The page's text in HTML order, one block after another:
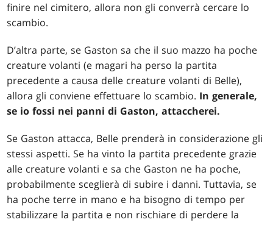
finire nel cimitero, allora non gli converrà cercare lo
scambio.
D’altra parte, se Gaston sa che il suo mazzo ha poche
creature volanti (e magari ha perso la partita
precedente a causa delle creature volanti di Belle),
allora gli conviene effettuare lo scambio. In generale,
se io fossi nei panni di Gaston, attaccherei.
Se Gaston attacca, Belle prenderà in considerazione gli
stessi aspetti. Se ha vinto la partita precedente grazie
alle creature volanti e sa che Gaston ne ha poche,
probabilmente sceglierà di subire i danni. Tuttavia, se
ha poche terre in mano e ha bisogno di tempo per
stabilizzare la partita e non rischiare di perdere la